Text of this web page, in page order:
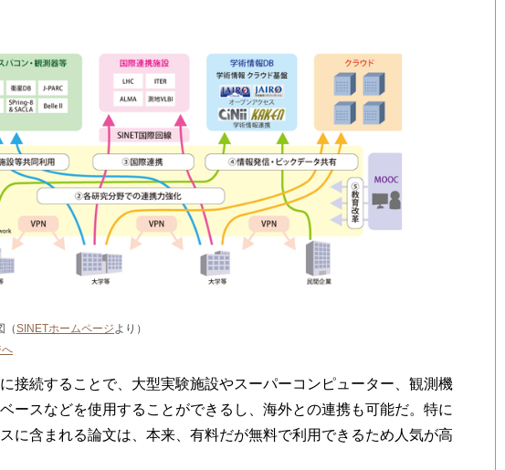
（SINETホームページ より）
へ
接続することで、大型実験施設やスーパーコンピューター、観測機
ースなどを使用することができるし、海外との連携も可能だ。特に
に含まれる論文は、本来、有料だが無料で利用できるため人気が高